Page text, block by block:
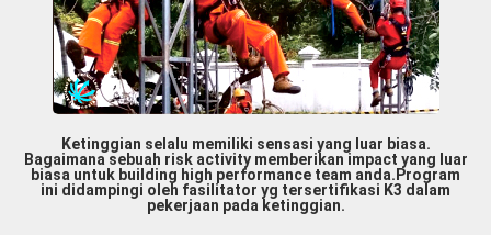
Ketinggian selalu memiliki sensasi yang luar biasa.
Bagaimana sebuah risk activity memberikan impact yang luar
biasa untuk building high performance team anda.Program
ini didampingi oleh fasilitator yg tersertifikasi K3 dalam
pekerjaan pada ketinggian.